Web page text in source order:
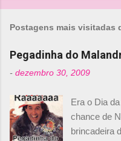
Postagens mais visitadas
Pegadinha do
- dezembro 30, 2009
Era o Dia
chance de
brincadeira